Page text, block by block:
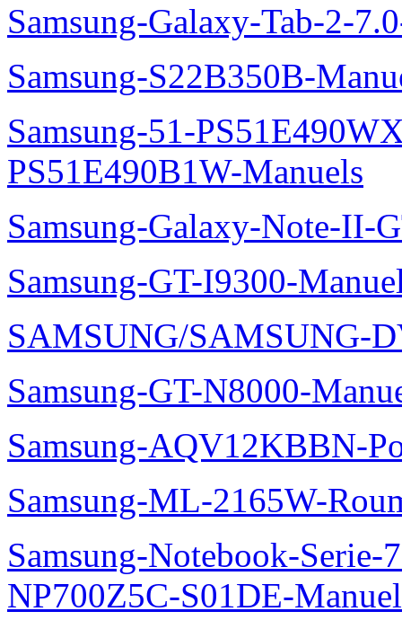
Samsung-Galaxy-Tab-2-
Samsung-S22B350B-
Samsung-51-
PS51E490B1W-Manuels
Samsung-Galaxy-Note-II-
Samsung-GT-I9300-
SAMSUNG/SAMSUNG-
Samsung-GT-N8000-
Samsung-AQV12KBBN-
Samsung-ML-2165W-
Samsung-Notebook-
NP700Z5C-S01DE-